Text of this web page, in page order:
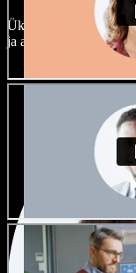
Ükski projekt ei pea
ja aktsentide hulgast